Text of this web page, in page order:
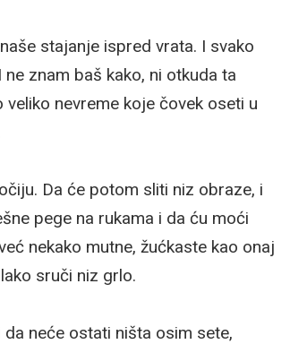
stajanje ispred vrata. I svako
znam baš kako, ni otkuda ta
nevreme koje čovek oseti u
Da će potom sliti niz obraze, i
pege na rukama i da ću moći
nekako mutne, žućkaste kao onaj
sruči niz grlo.
neće ostati ništa osim sete,